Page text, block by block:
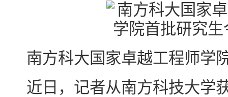
南方科大国家卓越工程师学
近日，记者从南方科技大学